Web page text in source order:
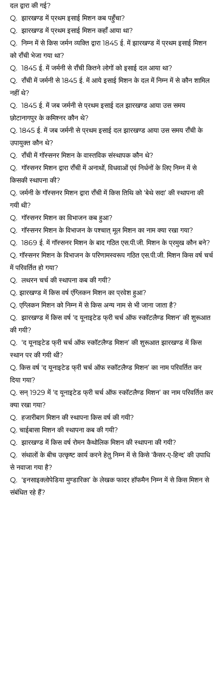
दल द्वारा की गई?
Q. झारखण्ड में प्रथम इसाई मिशन कब पहुँचा?
Q. झारखण्ड में प्रथम इसाई मिशन कहाँ आया था?
Q. निम्न में से किस जर्मन व्यक्ति द्वारा 1845 ई. में झारखण्ड में प्रथम इसाई मिशन
को राँची भेजा गया था?
Q. 1845 ई. में जर्मनी से राँची कितने लोगों को इसाई दल आया था?
Q. राँची में जर्मनी से 1845 ई. में आये इसाई मिशन के दल में निम्न में से कौन शामिल
नहीं थे?
Q. 1845 ई. में जब जर्मनी से प्रथम इसाई दल झारखण्ड आया उस समय
छोटानागपुर के कमिश्नर कौन थे?
Q. 1845 ई. में जब जर्मनी से प्रथम इसाई दल झारखण्ड आया उस समय राँची के
उपायुक्त कौन थे?
Q. राँची में गॉस्सनर मिशन के वास्तविक संस्थापक कौन थे?
Q. गॉस्सनर मिशन द्वारा राँची में अनाथों, विधवाओं एवं निर्धनों के लिए निम्न में से
किसकी स्थापना की?
Q. जर्मनी के गॉस्सनर मिशन द्वारा राँची में किस तिथि को ‘बेथे सदा’ की स्थापना की
गयी थी?
Q. गॉस्सनर मिशन का विभाजन कब हुआ?
Q. गॉस्सनर मिशन के विभाजन के पश्चात् मूल मिशन का नाम क्या रखा गया?
Q. 1869 ई. में गॉस्सनर मिशन के बाद गठित एस.पी.जी. मिशन के प्रमुख कौन बने?
Q. गॉस्सनर मिशन के विभाजन के परिणामस्वरूप गठित एस.पी.जी. मिशन किस वर्ष चर्च
में परिवर्तित हो गया?
Q. लथरन चर्च की स्थापना कब की गयी?
Q. झारखण्ड में किस वर्ष एंग्लिकन मिशन का प्रवेश हुआ?
Q. एग्लिकन मिशन को निम्न में से किस अन्य नाम से भी जाना जाता है?
Q. झारखण्ड में किस वर्ष ‘द यूनाइटेड फ्री चर्च ऑफ स्कॉटलैण्ड मिशन’ की शुरूआत
की गयी?
Q. ‘द यूनाइटेड फ्री चर्च ऑफ स्कॉटलैण्ड मिशन’ की शुरूआत झारखण्ड में किस
स्थान पर की गयी थी?
Q. किस वर्ष ‘द यूनाइटेड फ्री चर्च ऑफ स्कॉटलैण्ड मिशन’ का नाम परिवर्तित कर
दिया गया?
Q. सन् 1929 में ‘द यूनाइटेड फ्री चर्च ऑफ स्कॉटलैण्ड मिशन’ का नाम परिवर्तित कर
क्या रखा गया?
Q. हजारीबाग मिशन की स्थापना किस वर्ष की गयी?
Q. चाईबासा मिशन की स्थापना कब की गयी?
Q. झारखण्ड में किस वर्ष रोमन कैथोलिक मिशन की स्थापना की गयी?
Q. संथालों के बीच उत्कृष्ट कार्य करने हेतु निम्न में से किसे ‘कैसर-ए-हिन्द’ की उपाधि
से नवाजा गया है?
Q. ‘इनसाइक्लोपेडिया मुण्डारिका’ के लेखक फादर हॉफमैन निम्न में से किस मिशन से
संबंधित रहे हैं?